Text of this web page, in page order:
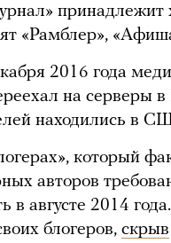
принадлежит
«Рамблер»,
2016 года
на серверы в
находились в
который
авторов
в августе 2014
блогеров, скрыв